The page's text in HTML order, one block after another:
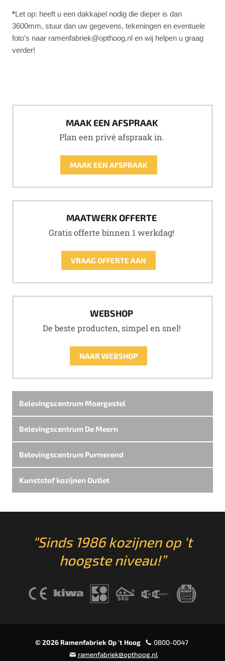
*Let op: heeft u een dakkapel nodig die dieper is dan
3600mm, stuur dan uw gegevens, tekeningen en eventuele
foto's naar ramenfabriek@opthoog.nl en wij helpen u graag
verder!
MAAK EEN AFSPRAAK
Plan een privé afspraak in.
MAAK EEN AFSPRAAK
MAATWERK OFFERTE
Gratis offerte binnen 1 werkdag!
VRAAG OFFERTE AAN
WEBSHOP
De beste producten, simpel en snel!
NAAR WEBSHOP
Belevingscentrum Moergestel
Belevingscentrum De Meern
Belevingscentrum Purmerend
Kunststof kozijnen Outlet
“Sinds 1986 kozijnen op 't
hoogste niveau!”
© 2026 Ramenfabriek Op 't Hoog
0800-0047
ramenfabriek@opthoog.nl